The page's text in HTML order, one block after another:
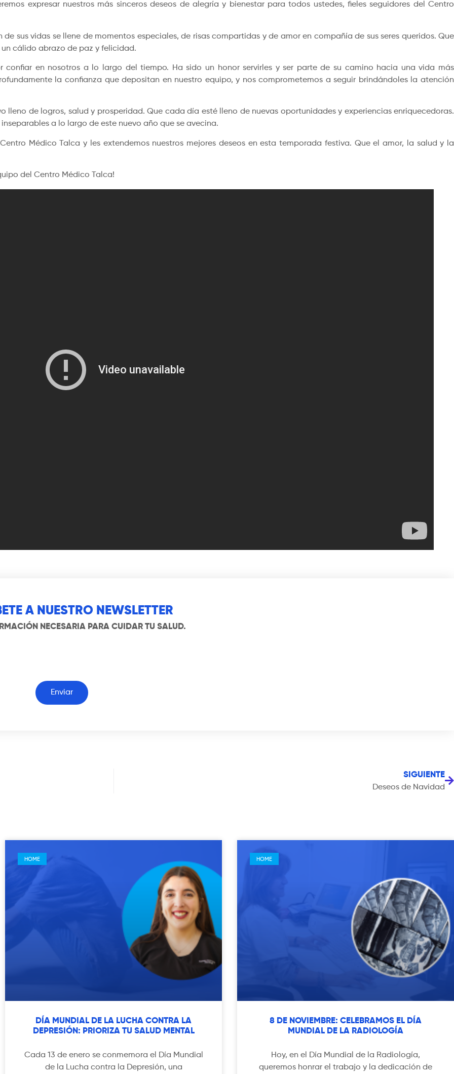
expresar nuestros más sinceros deseos de alegría y bienestar para todos ustedes, fieles seguidores del Centro
sus vidas se llene de momentos especiales, de risas compartidas y de amor en compañía de sus seres queridos. Que
cálido abrazo de paz y felicidad.
confiar en nosotros a lo largo del tiempo. Ha sido un honor servirles y ser parte de su camino hacia una vida más
la confianza que depositan en nuestro equipo, y nos comprometemos a seguir brindándoles la atención
lleno de logros, salud y prosperidad. Que cada día esté lleno de nuevas oportunidades y experiencias enriquecedoras.
a lo largo de este nuevo año que se avecina.
Médico Talca y les extendemos nuestros mejores deseos en esta temporada festiva. Que el amor, la salud y la
del Centro Médico Talca!
A NUESTRO NEWSLETTER
NECESARIA PARA CUIDAR TU SALUD.
Enviar
SIGUIENTE
Deseos de Navidad
HOME
DÍA MUNDIAL DE LA LUCHA CONTRA LA
DEPRESIÓN: PRIORIZA TU SALUD MENTAL
Cada 13 de enero se conmemora el Día Mundial
de la Lucha contra la Depresión, una
HOME
8 DE NOVIEMBRE: CELEBRAMOS EL DÍA
MUNDIAL DE LA RADIOLOGÍA
Hoy, en el Día Mundial de la Radiología,
queremos honrar el trabajo y la dedicación de